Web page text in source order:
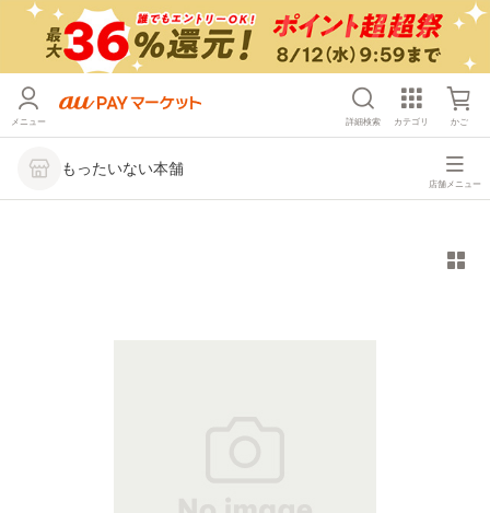
メニュー 詳細検索 カテゴリ かご
もったいない本舗
店舗メニュー